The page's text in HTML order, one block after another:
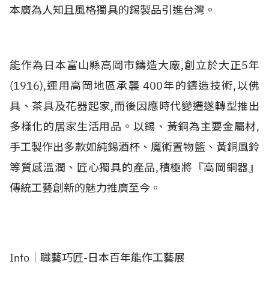
本廣為人知且風格獨具的錫製品引進台灣。
能作為日本富山縣高岡市鑄造大廠,創立於大正5年
(1916),運用高岡地區承襲 400年的鑄造技術,以佛
具、茶具及花器起家,而後因應時代變遷遂轉型推出
多樣化的居家生活用品。以錫、黃銅為主要金屬材,
手工製作出多款如純錫酒杯、魔術置物籃、黃銅風鈴
等質感溫潤、匠心獨具的產品,積極將『高岡銅器』
傳統工藝創新的魅力推廣至今。
Info│職藝巧匠-日本百年能作工藝展